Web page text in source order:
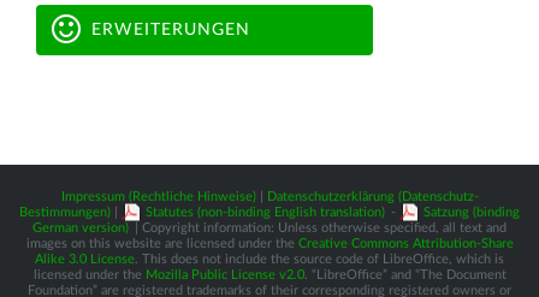
ERWEITERUNGEN
Impressum (Rechtliche Hinweise)|
Datenschutzerklärung (Datenschutz-
Bestimmungen)
Statutes (non-binding English translation) -
Satzung (binding
German version)
| Copyright information: Unless otherwise specified, all text and
images on this website are licensed under the Creative Commons Attribution-Share
Alike 3.0 License . This does not include the source code of LibreOffice, which is
licensed under the Mozilla Public License v2.0. “LibreOffice” and “The Document
Foundation” are registered trademarks of their corresponding registered owners or